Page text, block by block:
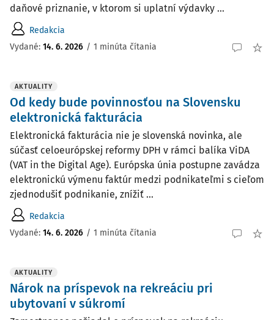
daňové priznanie, v ktorom si uplatní výdavky ...
Redakcia
Vydané: 14. 6. 2026 / 1 minúta čítania
AKTUALITY
Od kedy bude povinnosťou na Slovensku
elektronická fakturácia
Elektronická fakturácia nie je slovenská novinka, ale
súčasť celoeurópskej reformy DPH v rámci balíka ViDA
(VAT in the Digital Age). Európska únia postupne zavádza
elektronickú výmenu faktúr medzi podnikateľmi s cieľom
zjednodušiť podnikanie, znížiť ...
Redakcia
Vydané: 14. 6. 2026 / 1 minúta čítania
AKTUALITY
Nárok na príspevok na rekreáciu pri
ubytovaní v súkromí